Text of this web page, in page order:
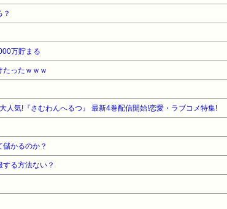
うするか決めるのは会社やろ 社員が突然死んだら不摂
d0 >>47 これ 病気で倒れても同じこといいそう
世話になった叔父さん亡くなったから休みくれって言っ
名無し 2017/05/13(土) 08:01:59.40 ID:ouTmeiom0 こ
無し 2017/05/13(土) 08:02:15.28 ID:12LGNFoE0 子供
先輩！まずいですよ！ 52:風吹けば名無し 2017/05/
てカスには流石に呆れた 143:風吹けば名無し 2017/05/
05/13(土) 08:19:59.35 ID:CxH6ssFT0 >>52 権利なん
またニートの社会人ごっこか 55:風吹けば名無し 2017/
は嫌やわ 仕事にうるさいくせにプライベートに何もな
らに世話になるんやぞ 56:風吹けば名無し 2017/05/13(
ね、やっぱ 57:風吹けば名無し 2017/05/13(土)
ぞ 理屈じゃない 62:風吹けば名無し 2017/05/13(土)
？
万貯まる
ったｗｗｗ
人気!『さむわんへるつ』 最新4巻配信開始!恋愛・ラブコメ特集!
かるのか？
る方法ない？